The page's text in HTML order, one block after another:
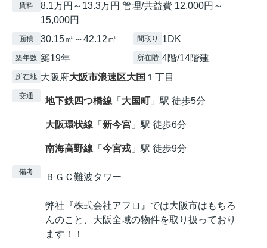
賃料
8.1万円～13.3万円 管理/共益費 12,000円～
15,000円
面積 30.15㎡～42.12㎡ 間取り 1DK
築年数 築19年 所在階 4階/14階建
所在地 大阪府大阪市浪速区大国 １丁目
交通 地下鉄四つ橋線 「 大国町 」駅 徒歩5分
大阪環状線 「 新今宮 」駅 徒歩6分
南海高野線 「 今宮戎 」駅 徒歩9分
備考 ＢＧＣ難波タワー
弊社『株式会社アフロ』では大阪市はもちろ
んのこと、大阪全域の物件を取り扱っており
ます！！